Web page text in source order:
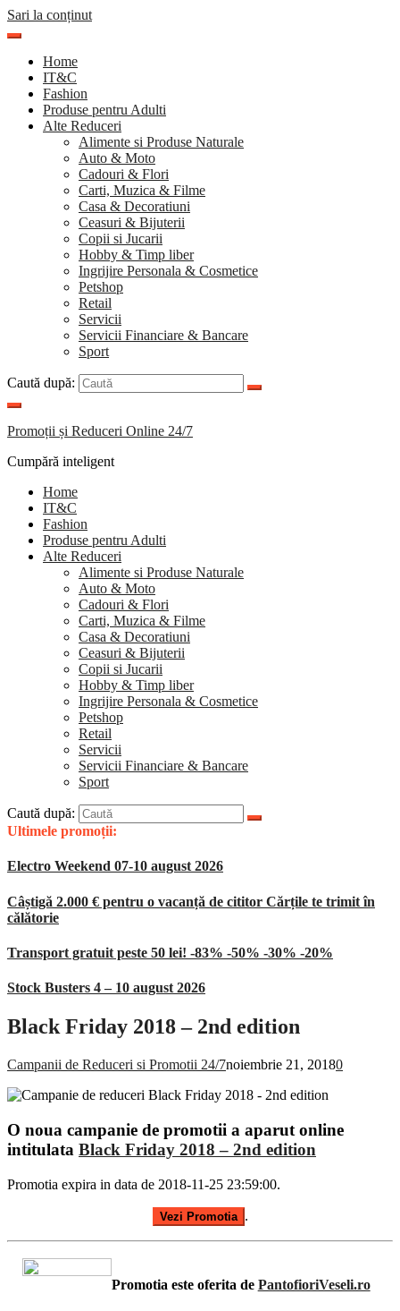
Sari la conținut
Home
IT&C
Fashion
Produse pentru Adulti
Alte Reduceri
Alimente si Produse Naturale
Auto & Moto
Cadouri & Flori
Carti, Muzica & Filme
Casa & Decoratiuni
Ceasuri & Bijuterii
Copii si Jucarii
Hobby & Timp liber
Ingrijire Personala & Cosmetice
Petshop
Retail
Servicii
Servicii Financiare & Bancare
Sport
Caută după:
Promoții și Reduceri Online 24/7
Cumpără inteligent
Home
IT&C
Fashion
Produse pentru Adulti
Alte Reduceri
Alimente si Produse Naturale
Auto & Moto
Cadouri & Flori
Carti, Muzica & Filme
Casa & Decoratiuni
Ceasuri & Bijuterii
Copii si Jucarii
Hobby & Timp liber
Ingrijire Personala & Cosmetice
Petshop
Retail
Servicii
Servicii Financiare & Bancare
Sport
Caută după:
Ultimele promoții:
Electro Weekend 07-10 august 2026
Câștigă 2.000 € pentru o vacanță de cititor Cărțile te trimit în
călătorie
Transport gratuit peste 50 lei! -83% -50% -30% -20%
Stock Busters 4 – 10 august 2026
Black Friday 2018 – 2nd edition
Campanii de Reduceri si Promotii 24/7noiembrie 21, 20180
O noua campanie de promotii a aparut online
intitulata Black Friday 2018 – 2nd edition
Promotia expira in data de 2018-11-25 23:59:00.
Vezi Promotia .
Promotia este oferita de PantofioriVeseli.ro